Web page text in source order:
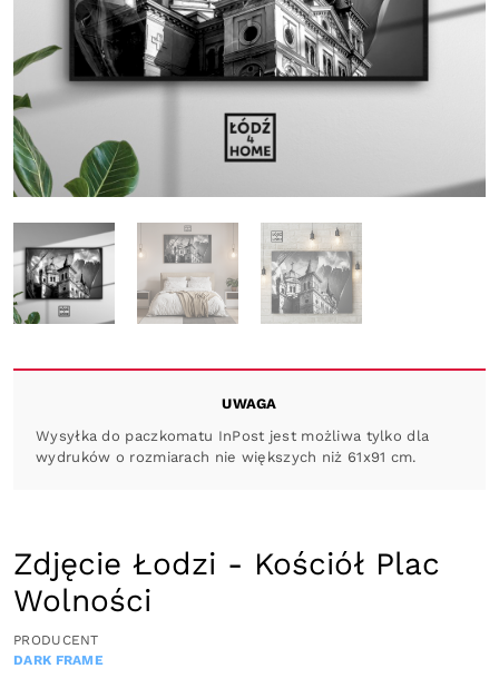
UWAGA
Wysyłka do paczkomatu InPost jest możliwa tylko dla
wydruków o rozmiarach nie większych niż 61x91 cm.
Zdjęcie Łodzi - Kościół Plac
Wolności
PRODUCENT
DARK FRAME